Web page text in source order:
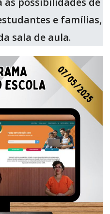
e famílias,
sala de aula.